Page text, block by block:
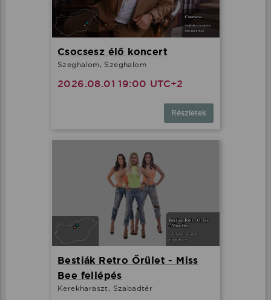
Csocsesz élő koncert
Szeghalom, Szeghalom
2026.08.01 19:00 UTC+2
Részletek
Bestiák Retro Őrület - Miss
Bee fellépés
Kerekharaszt, Szabadtér